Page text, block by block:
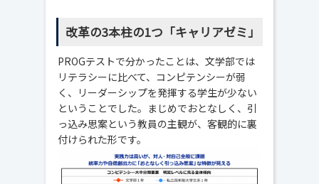
改革の3本柱の1つ「キャリアゼミ」
PROGテストで分かったことは、文学部では
リテラシーに比べて、コンピテンシーが弱
く、リーダーシップを発揮する学生が少ない
ということでした。まじめでおとなしく、引
っ込み思案という教員の主観が、客観的に裏
付けられた形です。